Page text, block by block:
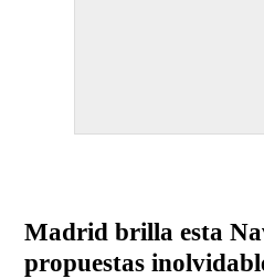
Madrid brilla esta
propuestas